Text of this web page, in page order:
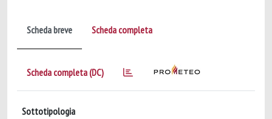
Scheda breve Scheda completa
Scheda completa (DC)
Sottotipologia